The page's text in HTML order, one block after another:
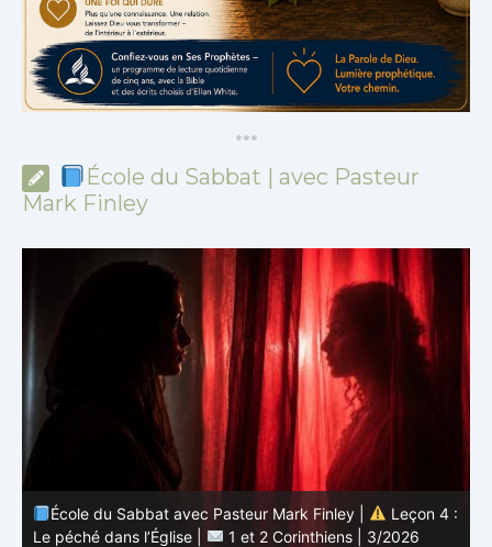
***
École du Sabbat | avec Pasteur
Mark Finley
École du Sabbat avec Pasteur Mark Finley |
Leçon 3 :
L’unité en Christ |
1 et 2 Corinthiens | 3/2026